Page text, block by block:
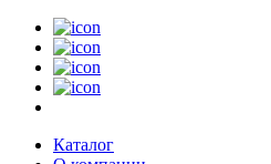
Каталог